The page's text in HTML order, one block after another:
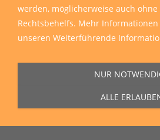
werden, möglicherweise auch
Rechtsbehelfs. Mehr
unseren Weiterführende
NUR
ALLE